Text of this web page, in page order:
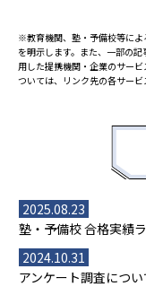
※教育機関、塾・予備校等に
を明示します。また、一部の
用した提携機関・企業のサー
ついては、リンク先の各サー
2025.08.23
塾・予備校 合格実績
2024.10.31
アンケート調査につい